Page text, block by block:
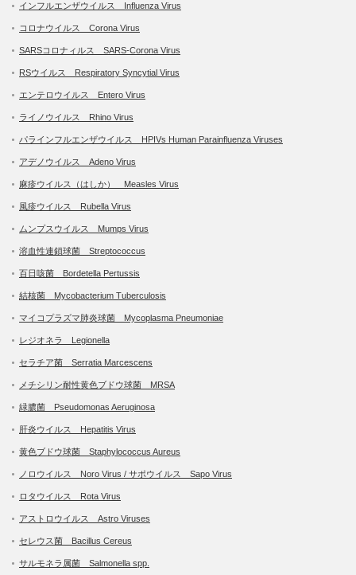
インフルエンザウイルス Influenza Virus
コロナウイルス Corona Virus
SARSコロナィルス SARS-Corona Virus
RSウイルス Respiratory Syncytial Virus
エンテロウイルス Entero Virus
ライノウイルス Rhino Virus
パラインフルエンザウイルス HPIVs Human Parainfluenza Viruses
アデノウイルス Adeno Virus
麻疹ウイルス（はしか） Measles Virus
風疹ウイルス Rubella Virus
ムンプスウイルス Mumps Virus
溶血性連鎖球菌 Streptococcus
百日咳菌 Bordetella Pertussis
結核菌 Mycobacterium Tuberculosis
マイコプラズマ肺炎球菌 Mycoplasma Pneumoniae
レジオネラ Legionella
セラチア菌 Serratia Marcescens
メチシリン耐性黄色ブドウ球菌 MRSA
緑膿菌 Pseudomonas Aeruginosa
肝炎ウイルス Hepatitis Virus
黄色ブドウ球菌 Staphylococcus Aureus
ノロウイルス Noro Virus / サポウイルス Sapo Virus
ロタウイルス Rota Virus
アストロウイルス Astro Viruses
セレウス菌 Bacillus Cereus
サルモネラ属菌 Salmonella spp.